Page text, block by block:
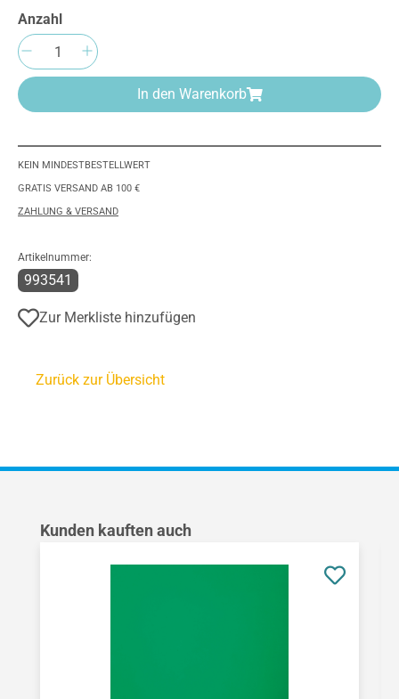
Anzahl
Produkt Anzahl: Gib den gewünschten
In den Warenkorb
KEIN MINDESTBESTELLWERT
GRATIS VERSAND AB 100 €
ZAHLUNG & VERSAND
Artikelnummer:
993541
Zur Merkliste hinzufügen
Zurück zur Übersicht
Produktgalerie überspringen
Kunden kauften auch